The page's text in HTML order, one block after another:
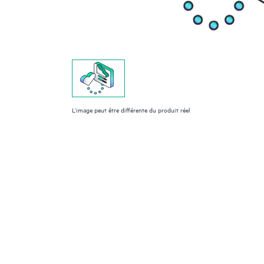
L’image peut être différente du produit réel